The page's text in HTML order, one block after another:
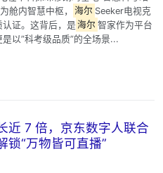
舱内智慧中枢，
海尔 Seeker电视克
证。这背后，是 海尔 智家作为平台
以”科考级品质”的全场景...
近 7 倍，京东数字人联合
锁“万物皆可直播”